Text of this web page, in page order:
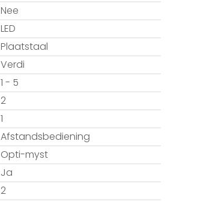
Nee
LED
Plaatstaal
Verdi
1 - 5
2
1
Afstandsbediening
Opti-myst
Ja
2